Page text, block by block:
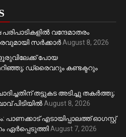
വന്ദേമാതരം
സർക്കാർ August 8, 2026
പോയ
ഡ്രൈവറും കണ്ടക്ടറും
തട്ടുകട അടിച്ചു തകർത്തു;
പിടിയിൽ August 8, 2026
പാണക്കാട് എടായിപ്പാലത്ത് ഓഗസ്റ്റ്
ഏര്‍പ്പെടുത്തി August 7, 2026